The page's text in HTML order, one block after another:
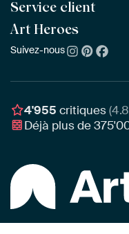
Toutes les collections
Tous les artistes
Meilleures ventes
ArtFrame™ POPULAIRE
ArtFrame™ en bois
Toile
Service client
Questions fréquentes
Commander
Montage & Accrochage
Chèques cadeaux
Art Heroes
À propos de nous
Récompenses
Professionnels
Suivez-nous
4'955 critiques
Déjà plus de